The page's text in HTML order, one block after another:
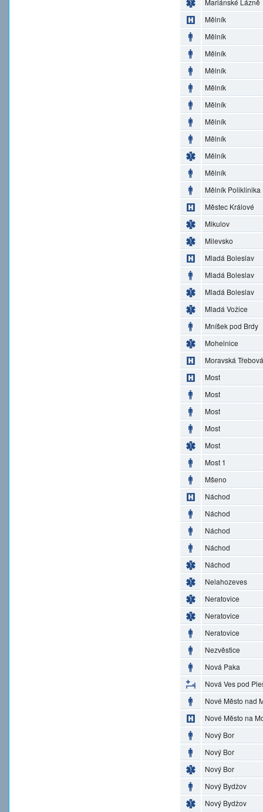
Mariánské Lázně
Mělník
Mělník
Mělník
Mělník
Mělník
Mělník
Mělník
Mělník
Mělník
Mělník
Mělník Poliklinika
Městec Králové
Mikulov
Milevsko
Mladá Boleslav
Mladá Boleslav
Mladá Boleslav
Mladá Vožice
Mníšek pod Brdy
Mohelnice
Moravská Třebová
Most
Most
Most
Most
Most
Most 1
Mšeno
Náchod
Náchod
Náchod
Náchod
Náchod
Nelahozeves
Neratovice
Neratovice
Neratovice
Nezvěstice
Nová Paka
Nová Ves pod
Nové Město nad
Nové Město na
Nový Bor
Nový Bor
Nový Bor
Nový Bydžov
Nový Bydžov